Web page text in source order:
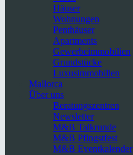
Häuser
Wohnungen
Penthäuser
Apartments
Gewerbeimmobilien
Grundstücke
Luxusimmobilien
Mallorca
Über uns
Beratungszentren
Newsletter
M&B Talkrunde
M&B Pfingstfest
M&B Eventkalender